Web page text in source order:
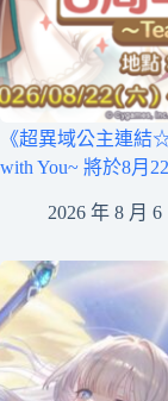
《超異域公主連結
with You~ 將於8月
2026 年 8 月 6